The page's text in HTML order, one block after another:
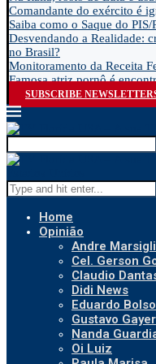
Comandante do exército é
Saiba como o Saque do
Desvendando a Realidade:
no Brasil?
Monitoramento da Receita
Famosa atriz pornô é
SUBSCRIBE
Home
Opinião
Andre
Cel. Gerson
Claudio
Didi News
Eduardo
Gustavo Gayer
Nanda
Oi Luiz